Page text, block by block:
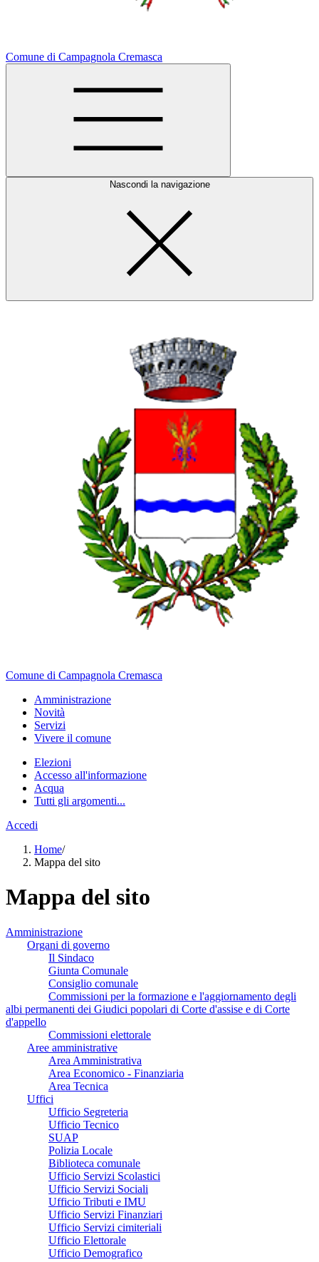
Comune di Campagnola Cremasca
Nascondi la navigazione
Comune di Campagnola Cremasca
Amministrazione
Novità
Servizi
Vivere il comune
Elezioni
Accesso all'informazione
Acqua
Tutti gli argomenti...
Accedi
Home/
Mappa del sito
Mappa del sito
Amministrazione
Organi di governo
Il Sindaco
Giunta Comunale
Consiglio comunale
Commissioni per la formazione e l'aggiornamento degli
albi permanenti dei Giudici popolari di Corte d'assise e di Corte
d'appello
Commissioni elettorale
Aree amministrative
Area Amministrativa
Area Economico - Finanziaria
Area Tecnica
Uffici
Ufficio Segreteria
Ufficio Tecnico
SUAP
Polizia Locale
Biblioteca comunale
Ufficio Servizi Scolastici
Ufficio Servizi Sociali
Ufficio Tributi e IMU
Ufficio Servizi Finanziari
Ufficio Servizi cimiteriali
Ufficio Elettorale
Ufficio Demografico